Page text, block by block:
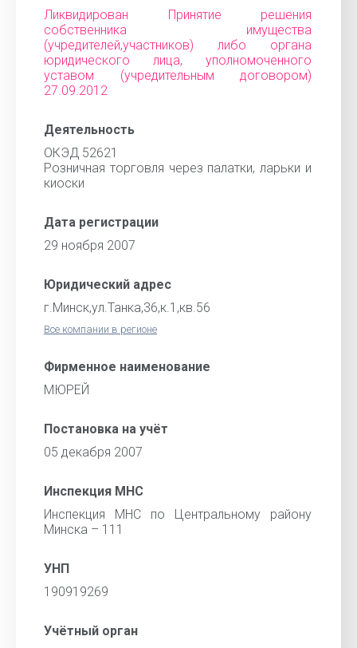
Ликвидирован Принятие решения
собственника имущества
(учредителей,участников) либо органа
юридического лица, уполномоченного
уставом (учредительным договором)
27.09.2012
Деятельность
ОКЭД 52621
Розничная торговля через палатки, ларьки и
киоски
Дата регистрации
29 ноября 2007
Юридический адрес
г.Минск,ул.Танка,36,к.1,кв.56
Все компании в регионе
Фирменное наименование
МЮРЕЙ
Постановка на учёт
05 декабря 2007
Инспекция МНС
Инспекция МНС по Центральному району
Минска – 111
УНП
190919269
Учётный орган